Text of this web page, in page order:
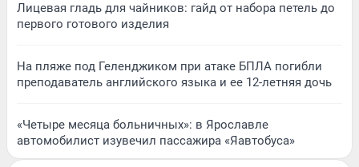
Лицевая гладь для чайников: гайд от набора петель до
первого готового изделия
На пляже под Геленджиком при атаке БПЛА погибли
преподаватель английского языка и ее 12-летняя дочь
«Четыре месяца больничных»: в Ярославле
автомобилист изувечил пассажира «Яавтобуса»